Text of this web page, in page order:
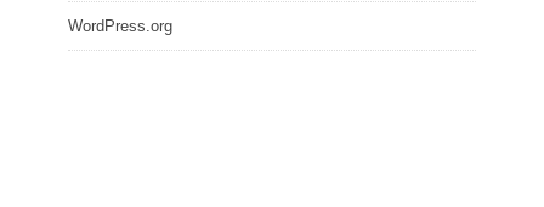
WordPress.org